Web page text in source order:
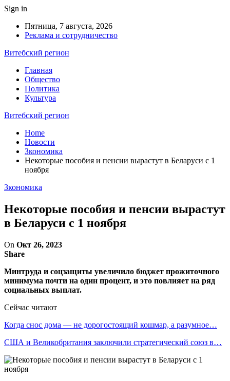
Sign in
Пятница, 7 августа, 2026
Реклама и сотрудничество
Витебский регион
Главная
Общество
Политика
Культура
Витебский регион
Home
Новости
Зкономика
Некоторые пособия и пенсии вырастут в Беларуси с 1
ноября
Зкономика
Некоторые пособия и пенсии вырастут
в Беларуси с 1 ноября
On Окт 26, 2023
Share
Минтруда и соцзащиты увеличило бюджет прожиточного
минимума почти на один процент, и это повлияет на ряд
социальных выплат.
Сейчас читают
Когда снос дома — не дорогостоящий кошмар, а разумное…
США и Великобритания заключили стратегический союз в…